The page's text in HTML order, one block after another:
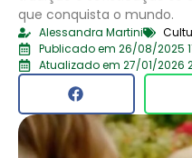
que conquista o mundo.
Alessandra Martini
Publicado em 26/08/2025
Atualizado em 27/01/2026